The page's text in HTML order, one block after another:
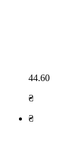
44.60
₴
₴